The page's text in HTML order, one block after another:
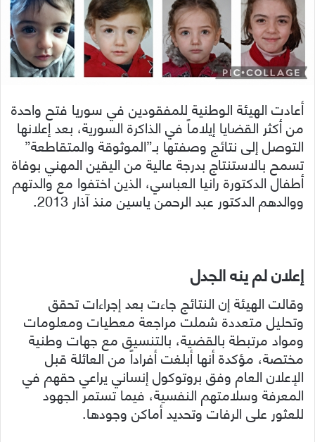
أعادت الهيئة الوطنية للمفقودين في سوريا فتح واحدة
من أكثر القضايا إيلاماً في الذاكرة السورية، بعد إعلانها
التوصل إلى نتائج وصفتها بـ”الموثوقة والمتقاطعة”
تسمح بالاستنتاج بدرجة عالية من اليقين المهني بوفاة
أطفال الدكتورة رانيا العباسي، الذين اختفوا مع والدتهم
ووالدهم الدكتور عبد الرحمن ياسين منذ آذار 2013.
إعلان لم ينه الجدل
وقالت الهيئة إن النتائج جاءت بعد إجراءات تحقق
وتحليل متعددة شملت مراجعة معطيات ومعلومات
ومواد مرتبطة بالقضية، بالتنسيق مع جهات وطنية
مختصة، مؤكدة أنها أبلغت أفراداً من العائلة قبل
الإعلان العام وفق بروتوكول إنساني يراعي حقهم في
المعرفة وسلامتهم النفسية، فيما تستمر الجهود
للعثور على الرفات وتحديد أماكن وجودها.